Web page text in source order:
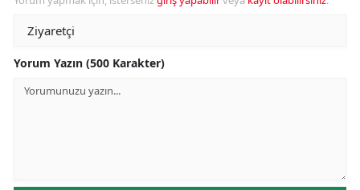
Yorum Yazın (500 Karakter)